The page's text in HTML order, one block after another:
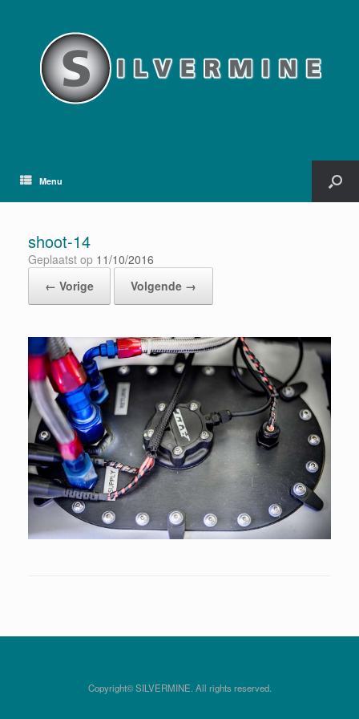
Menu
shoot-14
Geplaatst op 11/10/2016
← Vorige
Volgende →
Copyright© SILVERMINE. All rights reserved.